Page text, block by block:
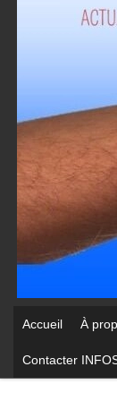
Accueil À
Contacter